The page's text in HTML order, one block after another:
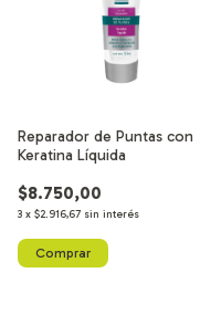
Reparador de Puntas con
Keratina Líquida
$8.750,00
3 x $2.916,67 sin interés